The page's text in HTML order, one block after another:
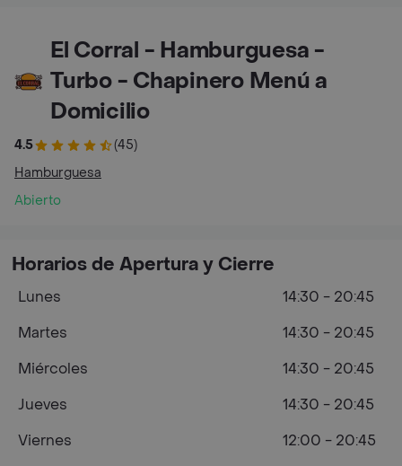
El Corral - Hamburguesa -
Turbo - Chapinero Menú a
Domicilio
4.5
(45)
Hamburguesa
Abierto
Horarios de Apertura y Cierre
Lunes
14:30 - 20:45
Martes
14:30 - 20:45
Miércoles
14:30 - 20:45
Jueves
14:30 - 20:45
Viernes
12:00 - 20:45